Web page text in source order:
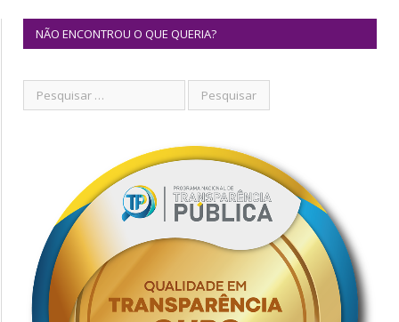
NÃO ENCONTROU O QUE QUERIA?